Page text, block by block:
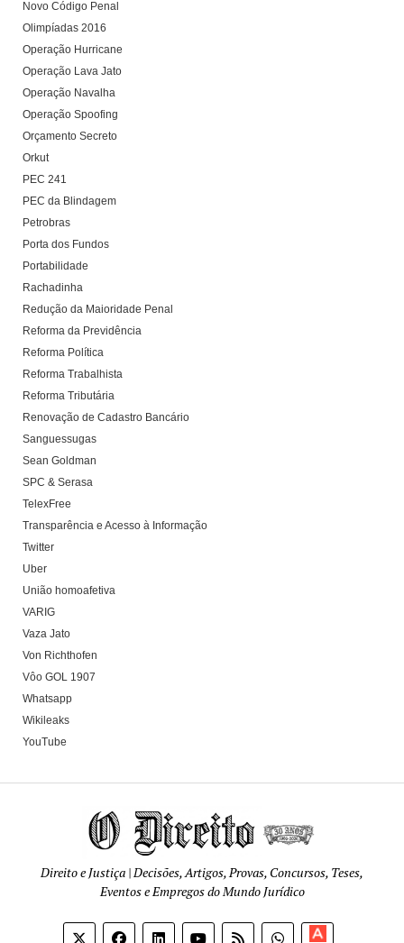
Novo Código Penal
Olimpíadas 2016
Operação Hurricane
Operação Lava Jato
Operação Navalha
Operação Spoofing
Orçamento Secreto
Orkut
PEC 241
PEC da Blindagem
Petrobras
Porta dos Fundos
Portabilidade
Rachadinha
Redução da Maioridade Penal
Reforma da Previdência
Reforma Política
Reforma Trabalhista
Reforma Tributária
Renovação de Cadastro Bancário
Sanguessugas
Sean Goldman
SPC & Serasa
TelexFree
Transparência e Acesso à Informação
Twitter
Uber
União homoafetiva
VARIG
Vaza Jato
Von Richthofen
Vôo GOL 1907
Whatsapp
Wikileaks
YouTube
Direito e Justiça | Decisões, Artigos, Provas, Concursos, Teses,
Eventos e Empregos do Mundo Jurídico